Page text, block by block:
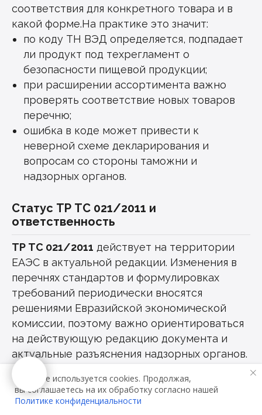
соответствия для конкретного товара и в
какой форме.На практике это значит:
по коду ТН ВЭД определяется, подпадает
ли продукт под техрегламент о
безопасности пищевой продукции;
при расширении ассортимента важно
проверять соответствие новых товаров
перечню;
ошибка в коде может привести к
неверной схеме декларирования и
вопросам со стороны таможни и
надзорных органов.
Статус ТР ТС 021/2011 и
ответственность
ТР ТС 021/2011 действует на территории
ЕАЭС в актуальной редакции. Изменения в
перечнях стандартов и формулировках
требований периодически вносятся
решениями Евразийской экономической
комиссии, поэтому важно ориентироваться
на действующую редакцию документа и
актуальные разъяснения надзорных органов.
Выпуск в обращение продукции без
декларации о соответствии ТР ТС 021/2011,
с нарушением требований к маркировке
На сайте используется cookies. Продолжая,
вы соглашаетесь на их обработку согласно нашей
Политике конфиденциальности